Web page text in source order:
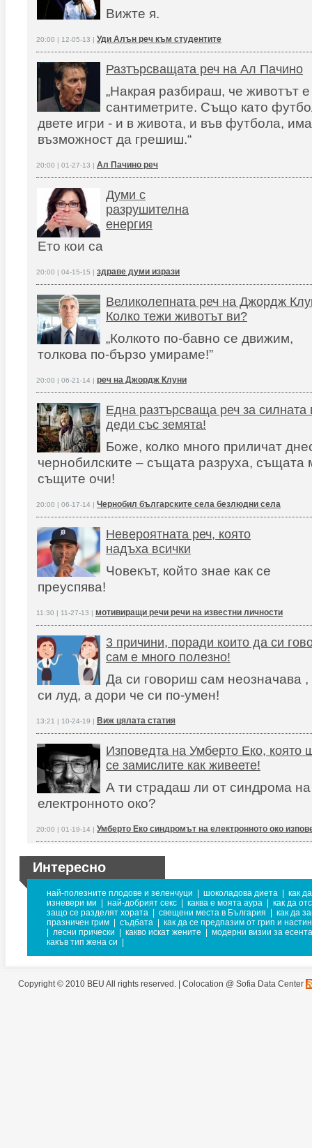
Вижте я.
20:00 | 12-05-13 | Уди Алън реч към студентите
Разтърсващата реч на Ал Пачино
„Накрая разбираш, че животът
сантиметрите. Също като
двете игри - и в живота, и във футбола,
възможност да грешиш.“
20:00 | 01-27-13 | Ал Пачино реч
Думи с
разрушителна
енергия
Ето кои са
20:00 | 04-15-15 | здраве думи изрази
Великолепната реч на Джордж
Колко тежи животът ви?
„Колкото по-бавно се движим,
толкова по-бързо умираме!”
20:00 | 06-21-14 | реч на Джордж Клуни
Една разтърсваща реч за силната
деди със земята!
Боже, колко много приличат
чернобилските – същата разруха, същата
същите очи!
20:00 | 06-17-14 | Чернобил българските села безлюдни села
Невероятната реч, която
надъха всички
Човекът, който знае как се
преуспява!
11:30 | 11-27-13 | мотивиращи речи речи на известни личности
3 причини, поради които да си
сам е много полезно!
Да си говориш сам неозначава ,
си луд, а дори че си по-умен!
13:21 | 10-24-19 | Виж цялата статия
Изповедта на Умберто Еко, която
се замислите как живеете!
А ти страдаш ли от синдрома на
електронното око?
20:00 | 01-19-14 | Умберто Еко синдромът на електронното око
Интересно
най-полезните плодове и зеленчуци шоколадова диета
как
изневери ми
най-добрият секс каква е моята аура
как да
защо се разделят хората
свещени места в България
как да
празничен грим
съдбата
как да се предпазим от грип и
лесни прически какво искат жените
модерни визии за есента
какъв тип жена си
Copyright © 2010 BEU All rights reserved. | Colocation @ Sofia Data Center